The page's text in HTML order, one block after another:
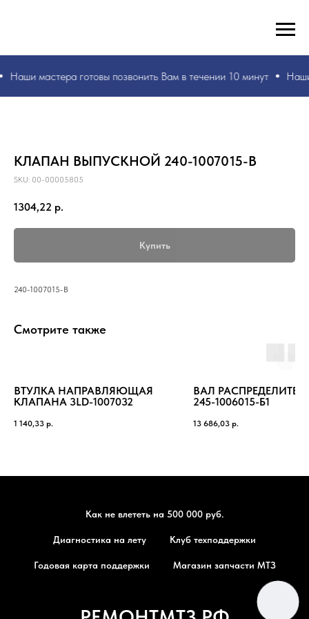
Наши мастера готовы позвонить Вам в течении 10 минут
КЛАПАН ВЫПУСКНОЙ 240-1007015-В
SKU: 00-00005805
1304,22 р.
Купить
240-1007015-В
Смотрите также
ВТУЛКА НАПРАВЛЯЮЩАЯ
КЛАПАНА 3LD-1007032
1 140,33 р.
ВАЛ
245-1006015-Б1
13 686,03 р.
Как не влететь на 500 000 руб.
Диагностика на лету Клуб техподдержки
Годовая карта поддержки Магазин запчасти МТЗ